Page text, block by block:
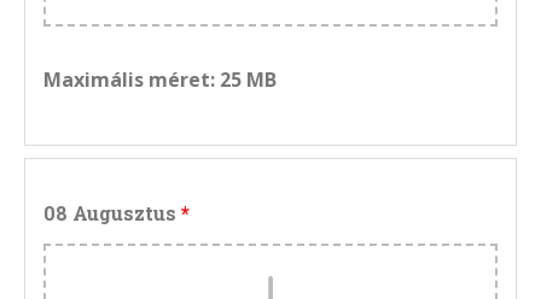
Maximális méret: 25 MB
08 Augusztus